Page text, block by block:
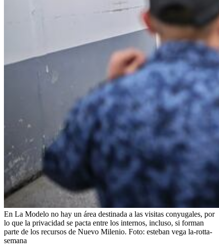
En La Modelo no hay un área destinada a las visitas conyugales, por
lo que la privacidad se pacta entre los internos, incluso, si forman
parte de los recursos de Nuevo Milenio. Foto: esteban vega la-rotta-
semana